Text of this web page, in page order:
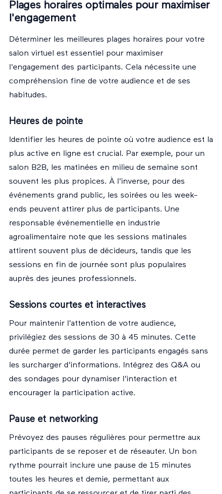
Plages horaires optimales pour maximiser
l'engagement
Déterminer les meilleures plages horaires pour votre
salon virtuel est essentiel pour maximiser
l'engagement des participants. Cela nécessite une
compréhension fine de votre audience et de ses
habitudes.
Heures de pointe
Identifier les heures de pointe où votre audience est la
plus active en ligne est crucial. Par exemple, pour un
salon B2B, les matinées en milieu de semaine sont
souvent les plus propices. À l'inverse, pour des
événements grand public, les soirées ou les week-
ends peuvent attirer plus de participants. Une
responsable événementielle en industrie
agroalimentaire note que les sessions matinales
attirent souvent plus de décideurs, tandis que les
sessions en fin de journée sont plus populaires
auprès des jeunes professionnels.
Sessions courtes et interactives
Pour maintenir l'attention de votre audience,
privilégiez des sessions de 30 à 45 minutes. Cette
durée permet de garder les participants engagés sans
les surcharger d'informations. Intégrez des Q&A ou
des sondages pour dynamiser l'interaction et
encourager la participation active.
Pause et networking
Prévoyez des pauses régulières pour permettre aux
participants de se reposer et de réseauter. Un bon
rythme pourrait inclure une pause de 15 minutes
toutes les heures et demie, permettant aux